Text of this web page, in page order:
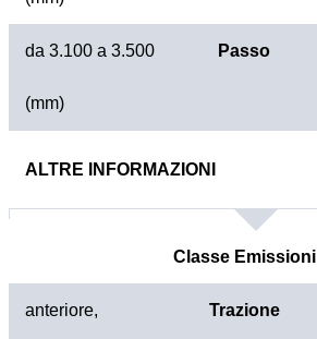
da 3.100 a 3.500
(mm)
Passo
ALTRE INFORMAZIONI
Classe Emissioni
anteriore, Trazione